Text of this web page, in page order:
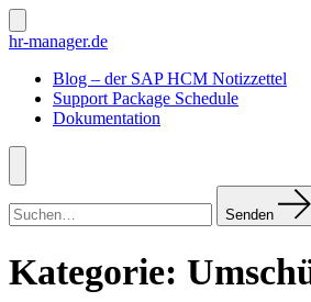
Zum
Inhalt
Suche
ein-/ausblenden
hr-manager.de
Blog – der SAP HCM Notizzettel
Support Package Schedule
Dokumentation
Menü
nach:
Senden
Kategorie: